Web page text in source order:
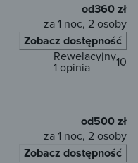
od360 zł
za 1 noc, 2 osoby
Zobacz dostępność
10
Rewelacyjny
1 opinia
od500 zł
za 1 noc, 2 osoby
Zobacz dostępność